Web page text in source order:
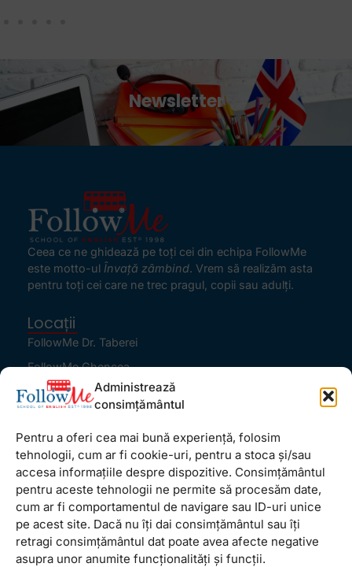
Administrează
consimțământul
Pentru a oferi cea mai bună experiență, folosim
tehnologii, cum ar fi cookie-uri, pentru a stoca și/sau
accesa informațiile despre dispozitive. Consimțământul
pentru aceste tehnologii ne permite să procesăm date,
cum ar fi comportamentul de navigare sau ID-uri unice
pe acest site. Dacă nu îți dai consimțământul sau îți
retragi consimțământul dat poate avea afecte negative
asupra unor anumite funcționalități și funcții.
Newsletter
Ceea ce ne ghidează pe toţi cei din echipa FollowMe
este motto-ul Învaţă zâmbind. Vrem să realizăm asta
pentru toţi cei care ne trec pragul, copii sau adulţi.
Locații
FollowMe Dr. Taberei
FollowMe Ghencea
FollowMe Titan
Informații Utile
Regulament FollowMe
Structură an școlar
Contact
Testimoniale
GDPR